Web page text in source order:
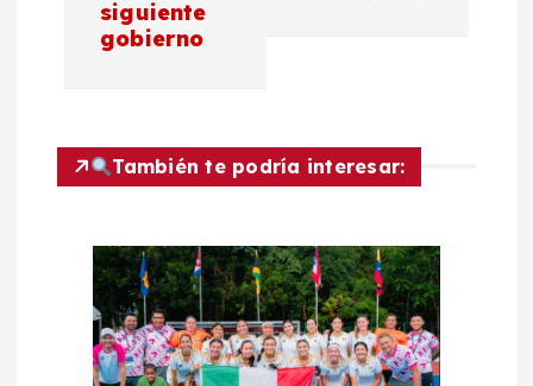
c
siguiente
gobierno
También te podría interesar: